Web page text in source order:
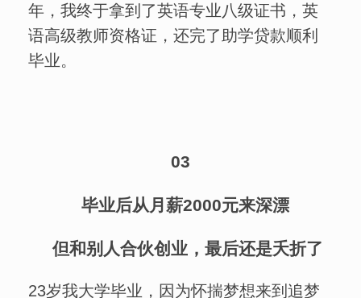
年，我终于拿到了英语专业八级证书，英
语高级教师资格证，还完了助学贷款顺利
毕业。
03
毕业后从月薪2000元来深漂
但和别人合伙创业，最后还是夭折了
23岁我大学毕业，因为怀揣梦想来到追梦